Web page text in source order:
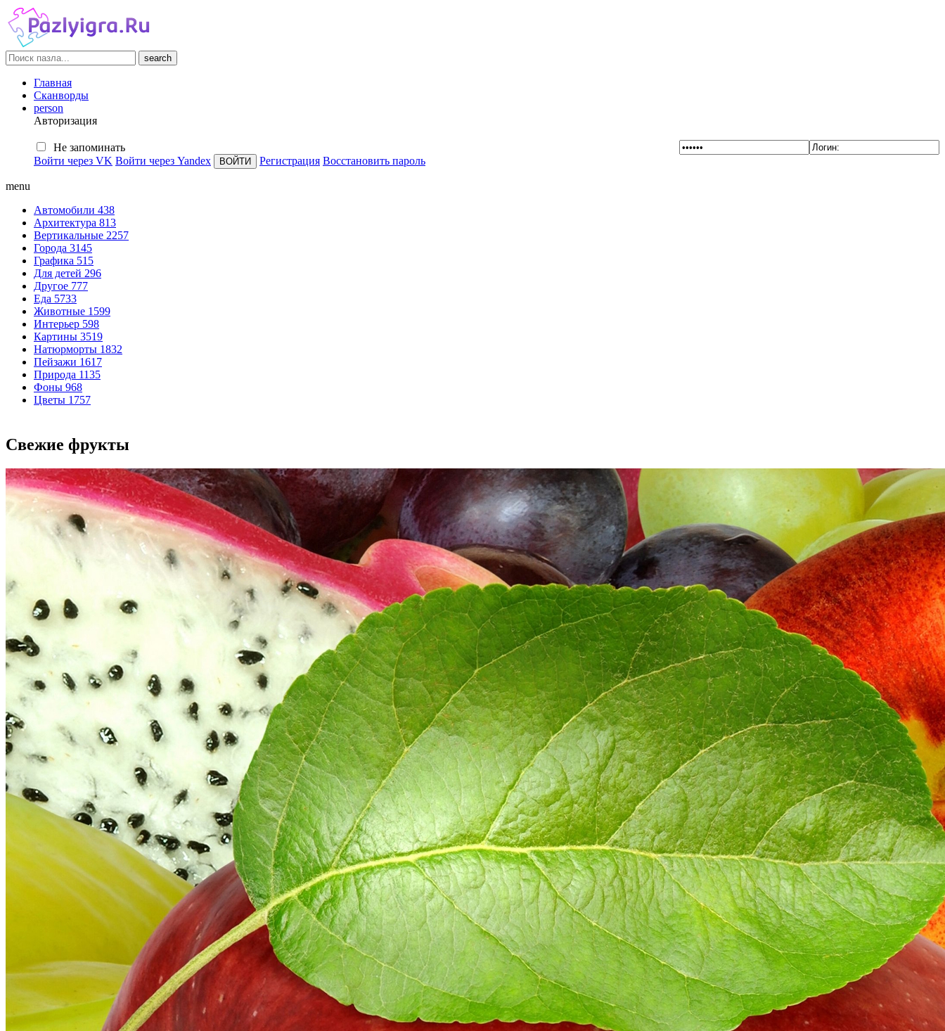
search
Главная
Сканворды
person
Авторизация
Не запоминать
Войти через VK Войти через Yandex Регистрация Восстановить пароль
menu
Автомобили 438
Архитектура 813
Вертикальные 2257
Города 3145
Графика 515
Для детей 296
Другое 777
Еда 5733
Животные 1599
Интерьер 598
Картины 3519
Натюрморты 1832
Пейзажи 1617
Природа 1135
Фоны 968
Цветы 1757
Свежие фрукты